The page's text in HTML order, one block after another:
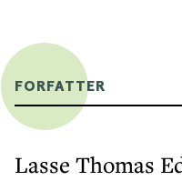
FORFATTER
Lasse Thomas